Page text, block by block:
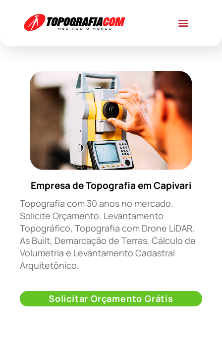
Empresa de Topografia em Capivari
Topografia com 30 anos no mercado.
Solicite Orçamento. Levantamento
Topográfico, Topografia com Drone LiDAR,
As Built, Demarcação de Terras, Cálculo de
Volumetria e Levantamento Cadastral
Arquitetônico.
Solicitar Orçamento Grátis